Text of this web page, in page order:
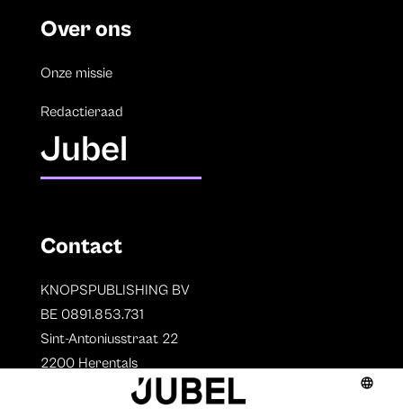
Over ons
Onze missie
Redactieraad
Jubel
Contact
KNOPSPUBLISHING BV
BE 0891.853.731
Sint-Antoniusstraat 22
2200 Herentals